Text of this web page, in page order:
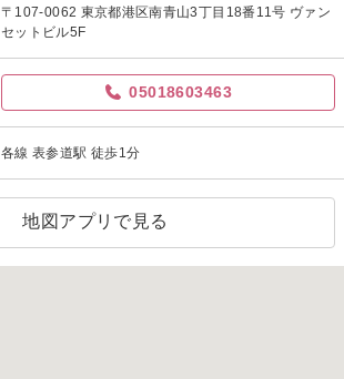
〒107-0062 東京都港区南青山3丁目18番11号 ヴァン
セットビル5F
05018603463
各線 表参道駅 徒歩1分
地図アプリで見る